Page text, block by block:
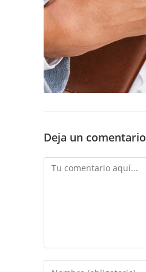
Deja un comentario
Comentario
Introducí